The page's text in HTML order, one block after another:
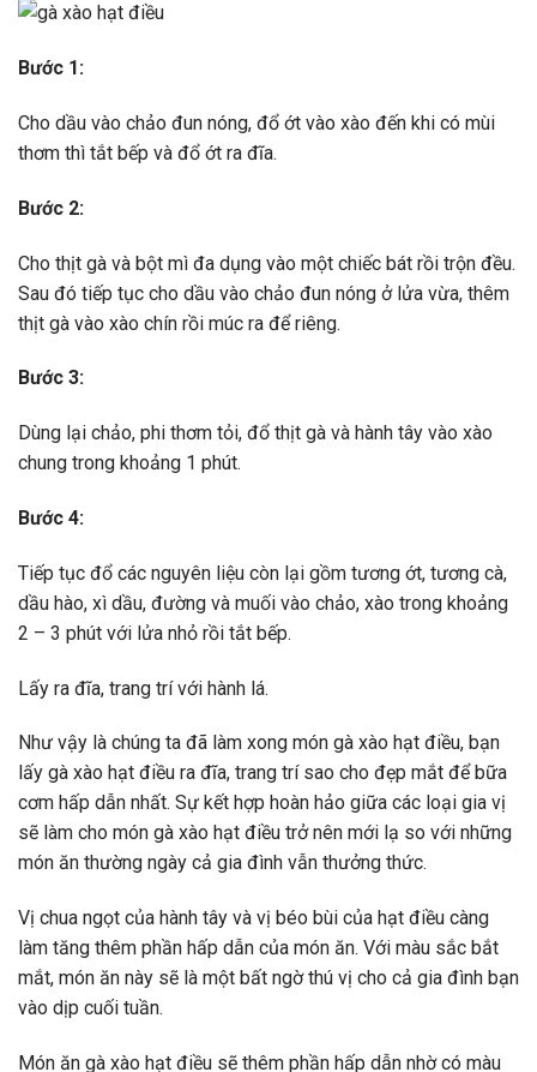
Bước 1:
Cho dầu vào chảo đun nóng, đổ ớt vào xào đến khi có mùi
thơm thì tắt bếp và đổ ớt ra đĩa.
Bước 2:
Cho thịt gà và bột mì đa dụng vào một chiếc bát rồi trộn đều.
Sau đó tiếp tục cho dầu vào chảo đun nóng ở lửa vừa, thêm
thịt gà vào xào chín rồi múc ra để riêng.
Bước 3:
Dùng lại chảo, phi thơm tỏi, đổ thịt gà và hành tây vào xào
chung trong khoảng 1 phút.
Bước 4:
Tiếp tục đổ các nguyên liệu còn lại gồm tương ớt, tương cà,
dầu hào, xì dầu, đường và muối vào chảo, xào trong khoảng
2 – 3 phút với lửa nhỏ rồi tắt bếp.
Lấy ra đĩa, trang trí với hành lá.
Như vậy là chúng ta đã làm xong món gà xào hạt điều, bạn
lấy gà xào hạt điều ra đĩa, trang trí sao cho đẹp mắt để bữa
cơm hấp dẫn nhất. Sự kết hợp hoàn hảo giữa các loại gia vị
sẽ làm cho món gà xào hạt điều trở nên mới lạ so với những
món ăn thường ngày cả gia đình vẫn thưởng thức.
Vị chua ngọt của hành tây và vị béo bùi của hạt điều càng
làm tăng thêm phần hấp dẫn của món ăn. Với màu sắc bắt
mắt, món ăn này sẽ là một bất ngờ thú vị cho cả gia đình bạn
vào dịp cuối tuần.
Món ăn gà xào hạt điều sẽ thêm phần hấp dẫn nhờ có màu